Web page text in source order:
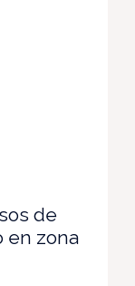
de
en zona